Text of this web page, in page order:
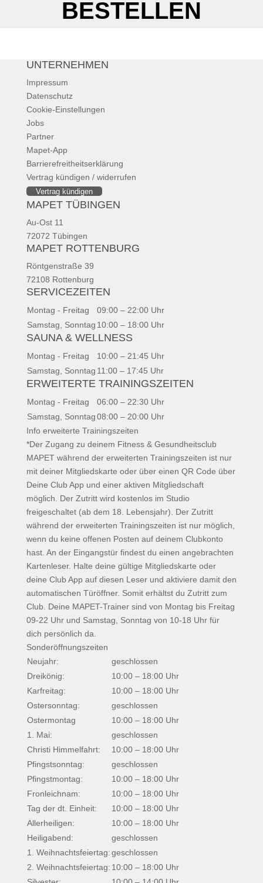
BESTELLEN
UNTERNEHMEN
Impressum
Datenschutz
Cookie-Einstellungen
Jobs
Partner
Mapet-App
Barrierefreitheitserklärung
Vertrag kündigen / widerrufen
Vertrag kündigen
MAPET TÜBINGEN
Au-Ost 11
72072 Tübingen
MAPET ROTTENBURG
Röntgenstraße 39
72108 Rottenburg
SERVICEZEITEN
Montag - Freitag
09:00 – 22:00 Uhr
Samstag, Sonntag 10:00 – 18:00 Uhr
SAUNA & WELLNESS
Montag - Freitag
10:00 – 21:45 Uhr
Samstag, Sonntag 11:00 – 17:45 Uhr
ERWEITERTE TRAININGSZEITEN
Montag - Freitag
06:00 – 22:30 Uhr
Samstag, Sonntag08:00 – 20:00 Uhr
Info erweiterte Trainingszeiten
*Der Zugang zu deinem Fitness & Gesundheitsclub
MAPET während der erweiterten Trainingszeiten ist nur
mit deiner Mitgliedskarte oder über einen QR Code über
Deine Club App und einer aktiven Mitgliedschaft
möglich. Der Zutritt wird kostenlos im Studio
freigeschaltet (ab dem 18. Lebensjahr). Der Zutritt
während der erweiterten Trainingszeiten ist nur möglich,
wenn du keine offenen Posten auf deinem Clubkonto
hast. An der Eingangstür findest du einen angebrachten
Kartenleser. Halte deine gültige Mitgliedskarte oder
deine Club App auf diesen Leser und aktiviere damit den
automatischen Türöffner. Somit erhältst du Zutritt zum
Club. Deine MAPET-Trainer sind von Montag bis Freitag
09-22 Uhr und Samstag, Sonntag von 10-18 Uhr für
dich persönlich da.
Sonderöffnungszeiten
Neujahr:
geschlossen
Dreikönig:
10:00 – 18:00 Uhr
Karfreitag:
10:00 – 18:00 Uhr
Ostersonntag:
geschlossen
Ostermontag
10:00 – 18:00 Uhr
1. Mai:
geschlossen
Christi Himmelfahrt:
10:00 – 18:00 Uhr
Pfingstsonntag:
geschlossen
Pfingstmontag:
10:00 – 18:00 Uhr
Fronleichnam:
10:00 – 18:00 Uhr
Tag der dt. Einheit:
10:00 – 18:00 Uhr
Allerheiligen:
10:00 – 18:00 Uhr
Heiligabend:
geschlossen
1. Weihnachtsfeiertag:geschlossen
2. Weihnachtsfeiertag: 10:00 – 18:00 Uhr